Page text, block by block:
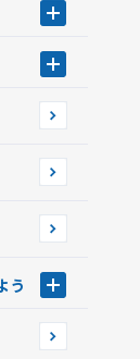
利用のお知
う